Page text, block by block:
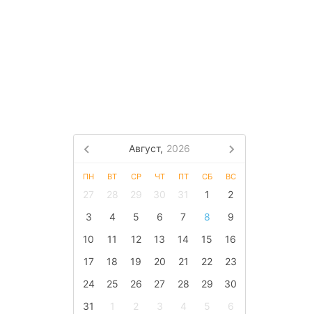
Август, 2026
ПН ВТ СР ЧТ ПТ СБ ВС
27 28 29 30 31 1
2
3
4 5 6 7 8
9
10
11 12 13 14 15
16
17
18 19 20 21 22
23
24
25 26 27 28 29
30
31
1 2 3 4 5 6